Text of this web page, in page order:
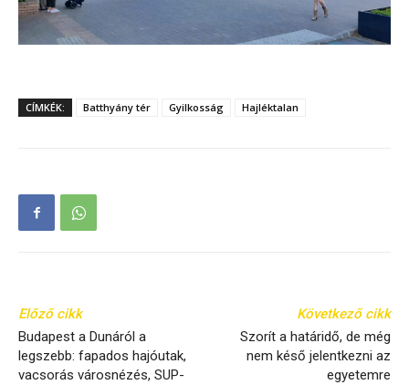
CÍMKÉK: Batthyány tér Gyilkosság Hajléktalan
Előző cikk
Budapest a Dunáról a
legszebb: fapados hajóutak,
vacsorás városnézés, SUP-
Következő cikk
Szorít a határidő, de még
nem késő jelentkezni az
egyetemre